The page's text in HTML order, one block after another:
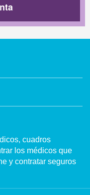
cuadros
los médicos que
y contratar seguros